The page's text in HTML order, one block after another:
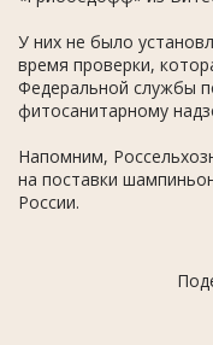
У них не было
время прoверки,
Федеральной службы
фитосанитарному
Напомним,
на поставки
России.